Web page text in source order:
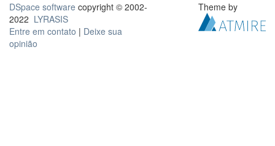
DSpace software copyright © 2002-
2022 LYRASIS
Entre em contato | Deixe sua
opinião
Theme by